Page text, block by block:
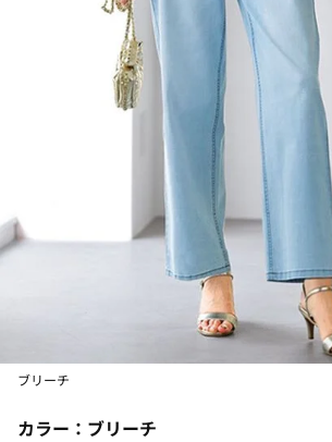
ブリーチ
カラー： ブリーチ